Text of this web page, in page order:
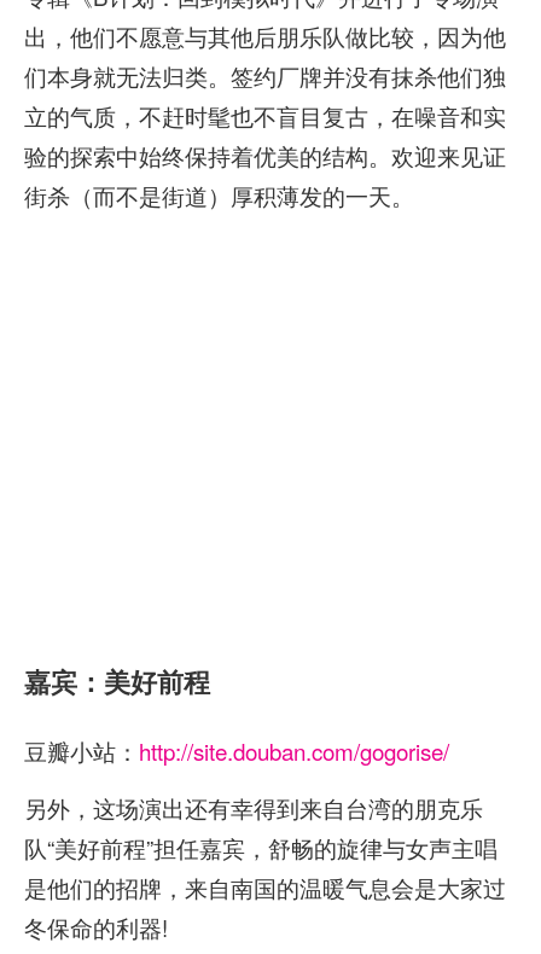
出，他们不愿意与其他后朋乐队做比较，因为他
们本身就无法归类。签约厂牌并没有抹杀他们独
立的气质，不赶时髦也不盲目复古，在噪音和实
验的探索中始终保持着优美的结构。欢迎来见证
街杀（而不是街道）厚积薄发的一天。
嘉宾：美好前程
豆瓣小站： http://site.douban.com/gogorise/
另外，这场演出还有幸得到来自台湾的朋克乐
队“美好前程”担任嘉宾，舒畅的旋律与女声主唱
是他们的招牌，来自南国的温暖气息会是大家过
冬保命的利器!